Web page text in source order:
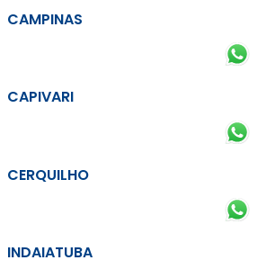
CAMPINAS
CAPIVARI
CERQUILHO
INDAIATUBA